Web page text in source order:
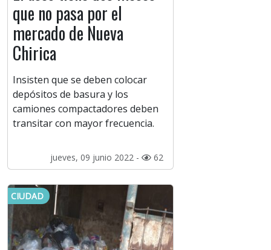
que no pasa por el
mercado de Nueva
Chirica
Insisten que se deben colocar
depósitos de basura y los
camiones compactadores deben
transitar con mayor frecuencia.
jueves, 09 junio 2022 - 62
CIUDAD